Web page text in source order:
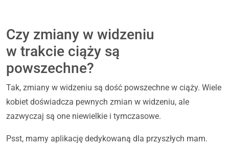
Czy zmiany w widzeniu
w trakcie ciąży są
powszechne?
Tak, zmiany w widzeniu są dość powszechne w ciąży. Wiele
kobiet doświadcza pewnych zmian w widzeniu, ale
zazwyczaj są one niewielkie i tymczasowe.
Psst, mamy aplikację dedykowaną dla przyszłych mam.